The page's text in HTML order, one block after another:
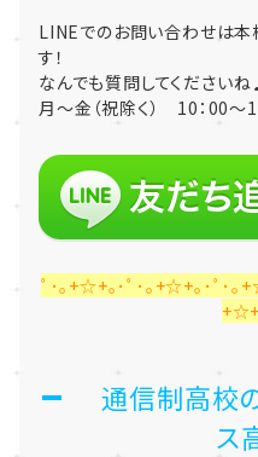
LINEでのお問い合わせは本
す！
なんでも質問してくださいね
月～金（祝除く） 10：00～
ﾟ･｡+☆+｡･ﾟ･｡+☆+｡･ﾟ･｡
通信制高校
ス